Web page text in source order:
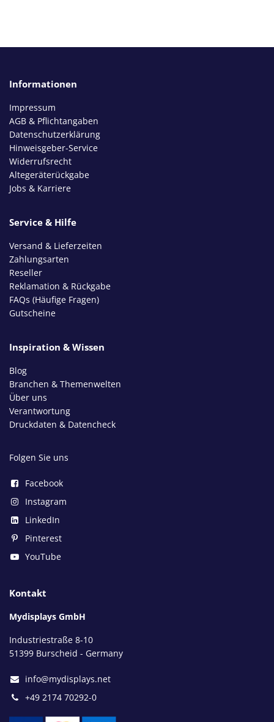
Informationen
Impressum
AGB & Pflichtangaben
Datenschutzerklärung
Hinweisgeber-Service
Widerrufsrecht
Altegeräterückgabe
Jobs & Karriere
Service & Hilfe
Versand & Lieferzeiten
Zahlungsarten
Reseller
Reklamation & Rückgabe
FAQs (Häufige Fragen)
Gutscheine
Inspiration & Wissen
Blog
Branchen & Themenwelten
Über uns
Verantwortung
Druckdaten & Datencheck
Folgen Sie uns
Facebook
Instagram
LinkedIn
Pinterest
YouTube
Kontakt
Mydisplays GmbH
Industriestraße 8-10
51399 Burscheid - Germany
info@mydisplays.net
+49 2174 70292-0